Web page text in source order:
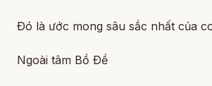
Ðó là ước mong sâu sắc nhất của
Ngoài tâm Bồ Ðề